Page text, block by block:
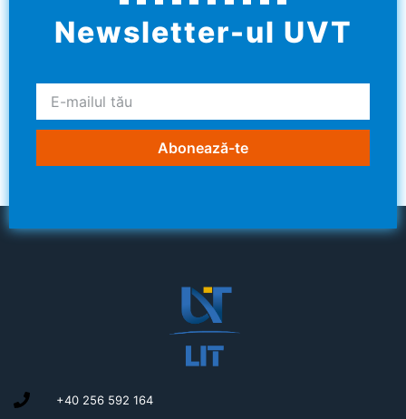
Newsletter-ul UVT
Abonează-te
+40 256 592 164